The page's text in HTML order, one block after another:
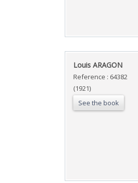
‎Louis ARAGON‎
Reference : 64382
(1921)
See the book